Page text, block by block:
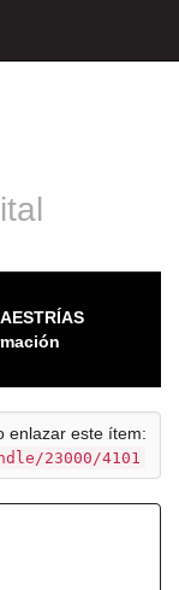
enlazar este ítem:
23000/4101